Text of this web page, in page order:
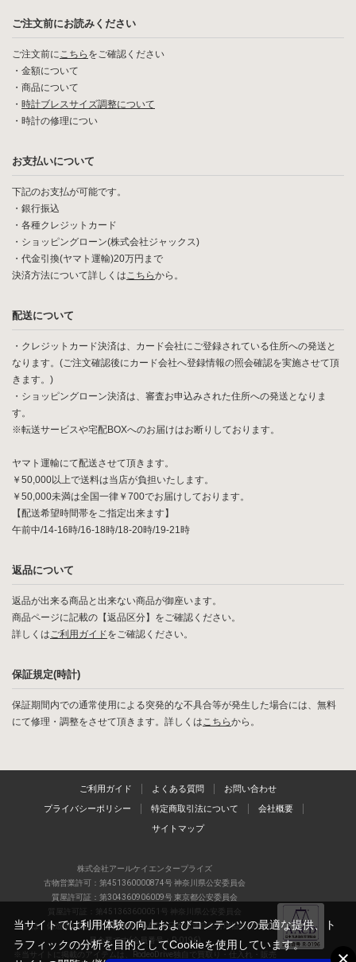
ご注文前にお読みください
ご注文前にこちら をご確認ください
・ 金額について
・ 商品について
・ 時計ブレスサイズ調整について
・ 時計の修理につい
お支払いについて
下記のお支払が可能です。
・銀行振込
・各種クレジットカード
・ショッピングローン(株式会社ジャックス)
・代金引換(ヤマト運輸)20万円まで
決済方法について詳しくはこちらから。
配送について
・クレジットカード決済は、カード会社にご登録されている住所への発送と
なります。(ご注文確認後にカード会社へ登録情報の照会確認を実施させて頂
きます。)
・ショッピングローン決済は、審査お申込みされた住所への発送となりま
す。
※転送サービスや宅配BOXへのお届けはお断りしております。
ヤマト運輸にて配送させて頂きます。
￥50,000以上で送料は当店が負担いたします。
￥50,000未満は全国一律￥700でお届けしております。
【配送希望時間帯をご指定出来ます】
午前中/14-16時/16-18時/18-20時/19-21時
返品について
返品が出来る商品と出来ない商品が御座います。
商品ページに記載の【返品区分】をご確認ください。
詳しくはご利用ガイドをご確認ください。
保証規定(時計)
保証期間内での通常使用による突発的な不具合等が発生した場合には、無料
にて修理・調整をさせて頂きます。詳しくはこちらから。
ご利用ガイド よくある質問 お問い合わせ
プライバシーポリシー 特定商取引法について 会社概要
サイトマップ
株式会社アールケイエンタープライズ
古物営業許可：第451360000874号 神奈川県公安委員会
質屋許可証：第304360906009号 東京都公安委員会
質屋許可証：第451363600051号 神奈川県公安委員会
当店は、偽造品の流通防止を目指すAACD(日本流通自主管理協会)の正会
員企業です(会員番号：R-0196)
※当サイトに掲載のアイテムは、RodeoDrive独自で買取り・仕入れ・販売
当サイトでは利用体験の向上およびコンテンツの最適な提供、ト
ラフィックの分析を目的としてCookieを使用しています。